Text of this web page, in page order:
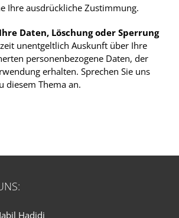
Ihre ausdrückliche Zustimmung.
Daten, Löschung oder Sperrung
unentgeltlich Auskunft über Ihre
personenbezogene Daten, der
erhalten. Sprechen Sie uns
diesem Thema an.
Hadidi